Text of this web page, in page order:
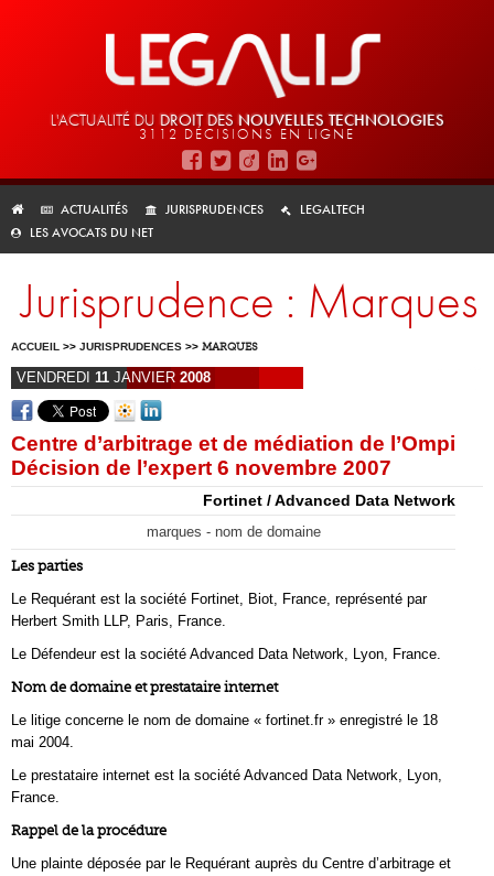
L'ACTUALITÉ DU DROIT DES NOUVELLES TECHNOLOGIES
3112 DÉCISIONS EN LIGNE
ACTUALITÉS JURISPRUDENCES
LEGALTECH
LES AVOCATS DU NET
Jurisprudence : Marques
ACCUEIL >> JURISPRUDENCES >> MARQUES
VENDREDI 11 JANVIER 2008
Centre d’arbitrage et de médiation de l’Ompi
Décision de l’expert 6 novembre 2007
Fortinet / Advanced Data Network
marques - nom de domaine
Les parties
Le Requérant est la société Fortinet, Biot, France, représenté par
Herbert Smith LLP, Paris, France.
Le Défendeur est la société Advanced Data Network, Lyon, France.
Nom de domaine et prestataire internet
Le litige concerne le nom de domaine « fortinet.fr » enregistré le 18
mai 2004.
Le prestataire internet est la société Advanced Data Network, Lyon,
France.
Rappel de la procédure
Une plainte déposée par le Requérant auprès du Centre d’arbitrage et